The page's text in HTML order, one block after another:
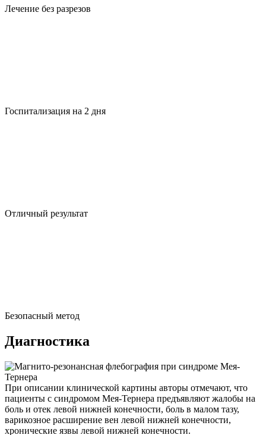
Лечение без разрезов
Госпитализация на 2 дня
Отличный результат
Безопасный метод
Диагностика
При описании клинической картины авторы отмечают, что
пациенты с синдромом Мея-Тернера предъявляют жалобы на
боль и отек левой нижней конечности, боль в малом тазу,
варикозное расширение вен левой нижней конечности,
хронические язвы левой нижней конечности.